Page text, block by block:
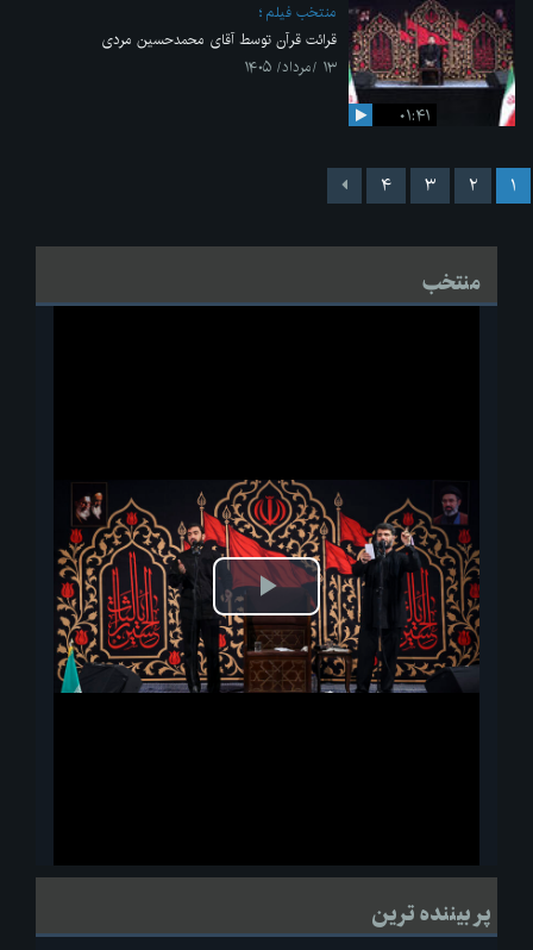
۰۱:۴۱
منتخب فیلم
قرائت قرآن توسط آقای محمدحسین مردی
۱۳ /مرداد/ ۱۴۰۵
۱ ۲ ۳ ۴
منتخب
پخش
ویدیو
لحظاتی از قرائت زیارت اربعین امام حسین(ع) در مراسم عزاداری هیئات
پر بیننده ترین